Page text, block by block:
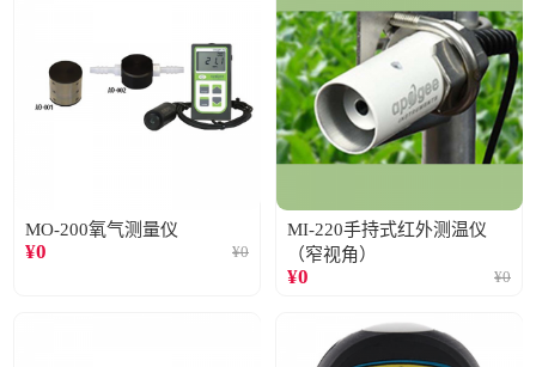
MO-200氧气测量仪
¥0 ¥0
MI-220手持式红外测温仪
（窄视角）
¥0 ¥0